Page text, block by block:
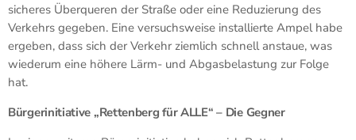
sicheres Überqueren der Straße oder eine Reduzierung des
Verkehrs gegeben. Eine versuchsweise installierte Ampel habe
ergeben, dass sich der Verkehr ziemlich schnell anstaue, was
wiederum eine höhere Lärm- und Abgasbelastung zur Folge
hat.
Bürgerinitiative „Rettenberg für ALLE“ – Die Gegner